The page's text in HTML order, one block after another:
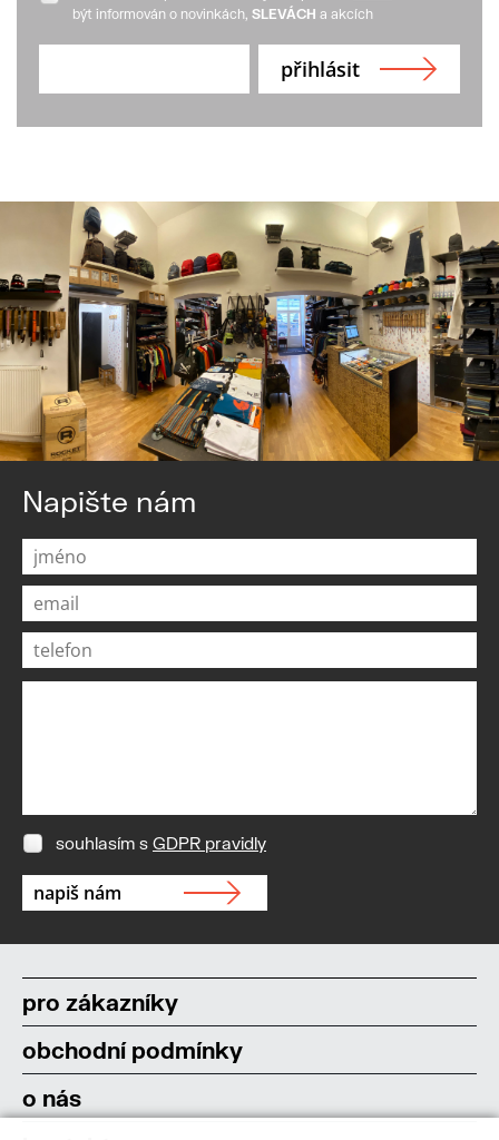
být informován o novinkách, SLEVÁCH a akcích
Napište nám
souhlasím s GDPR pravidly
pro zákazníky
obchodní podmínky
o nás